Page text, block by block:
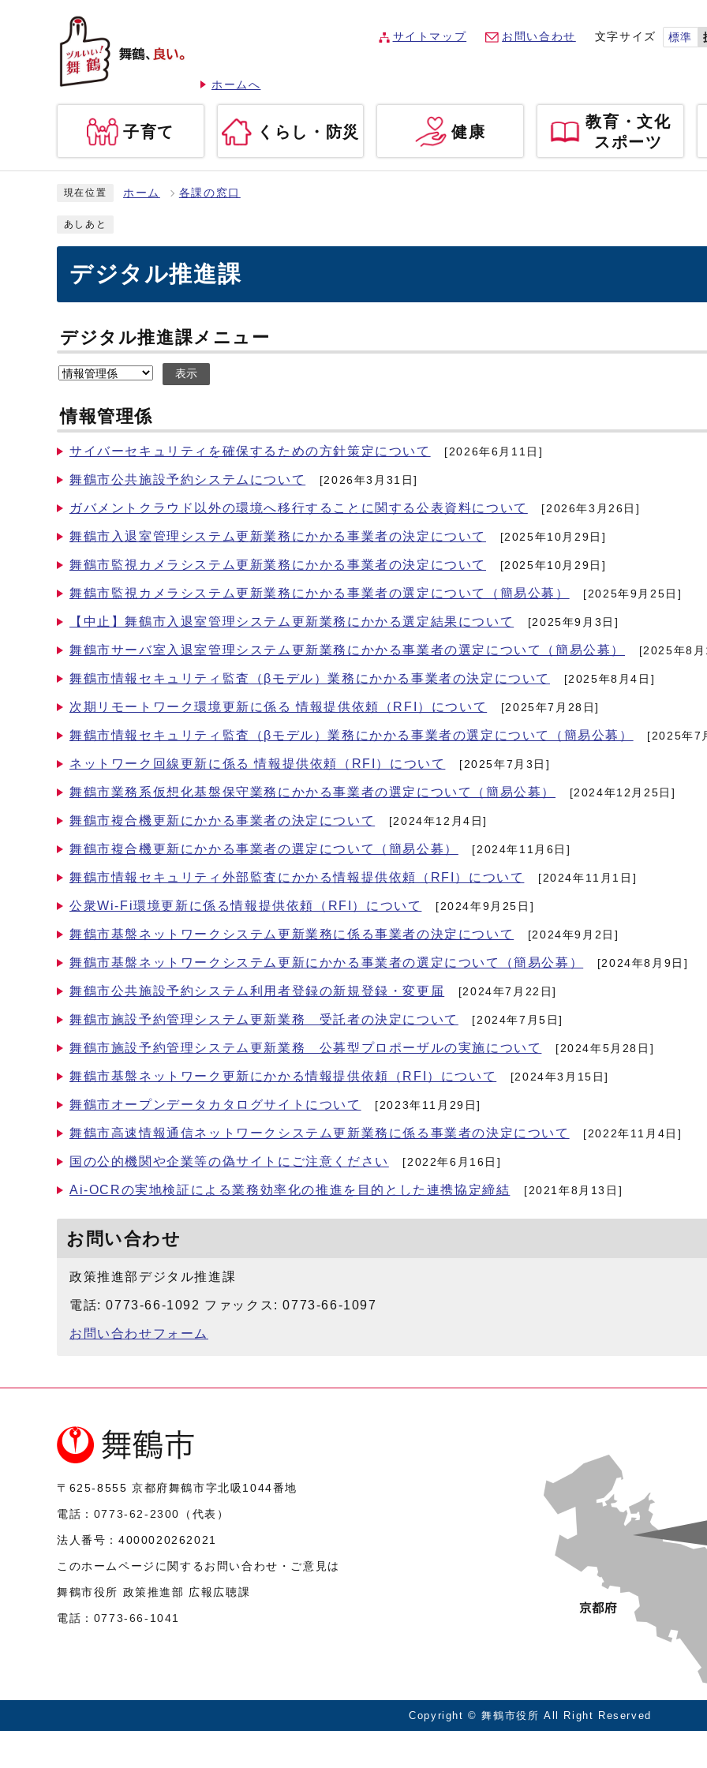
ホームへ
サイトマップ お問い合わせ 文字サイズ 標準
子育て くらし・防災 健康
教育・文化
スポーツ
現在位置 ホーム 各課の窓口
あしあと
デジタル推進課
デジタル推進課メニュー
表示
情報管理係
サイバーセキュリティを確保するための方針策定について [2026年6月11日]
舞鶴市公共施設予約システムについて [2026年3月31日]
ガバメントクラウド以外の環境へ移行することに関する公表資料について [2026年3月26日]
舞鶴市入退室管理システム更新業務にかかる事業者の決定について [2025年10月29日]
舞鶴市監視カメラシステム更新業務にかかる事業者の決定について [2025年10月29日]
舞鶴市監視カメラシステム更新業務にかかる事業者の選定について（簡易公募） [2025年9月25日]
【中止】舞鶴市入退室管理システム更新業務にかかる選定結果について [2025年9月3日]
舞鶴市サーバ室入退室管理システム更新業務にかかる事業者の選定について（簡易公募） [2025年8
舞鶴市情報セキュリティ監査（βモデル）業務にかかる事業者の決定について [2025年8月4日]
次期リモートワーク環境更新に係る 情報提供依頼（RFI）について [2025年7月28日]
舞鶴市情報セキュリティ監査（βモデル）業務にかかる事業者の選定について（簡易公募） [2025年7
ネットワーク回線更新に係る 情報提供依頼（RFI）について [2025年7月3日]
舞鶴市業務系仮想化基盤保守業務にかかる事業者の選定について（簡易公募） [2024年12月25日]
舞鶴市複合機更新にかかる事業者の決定について [2024年12月4日]
舞鶴市複合機更新にかかる事業者の選定について（簡易公募） [2024年11月6日]
舞鶴市情報セキュリティ外部監査にかかる情報提供依頼（RFI）について [2024年11月1日]
公衆Wi-Fi環境更新に係る情報提供依頼（RFI）について [2024年9月25日]
舞鶴市基盤ネットワークシステム更新業務に係る事業者の決定について [2024年9月2日]
舞鶴市基盤ネットワークシステム更新にかかる事業者の選定について（簡易公募） [2024年8月9日]
舞鶴市公共施設予約システム利用者登録の新規登録・変更届 [2024年7月22日]
舞鶴市施設予約管理システム更新業務 受託者の決定について [2024年7月5日]
舞鶴市施設予約管理システム更新業務 公募型プロポーザルの実施について [2024年5月28日]
舞鶴市基盤ネットワーク更新にかかる情報提供依頼（RFI）について [2024年3月15日]
舞鶴市オープンデータカタログサイトについて [2023年11月29日]
舞鶴市高速情報通信ネットワークシステム更新業務に係る事業者の決定について [2022年11月4日]
国の公的機関や企業等の偽サイトにご注意ください [2022年6月16日]
Ai-OCRの実地検証による業務効率化の推進を目的とした連携協定締結 [2021年8月13日]
お問い合わせ
政策推進部デジタル推進課
電話: 0773-66-1092 ファックス: 0773-66-1097
お問い合わせフォーム
〒625-8555 京都府舞鶴市字北吸1044番地
電話： 0773-62-2300 （代表）
法人番号： 4000020262021
このホームページに関するお問い合わせ・ご意見は
舞鶴市役所 政策推進部 広報広聴課
電話： 0773-66-1041
Copyright © 舞鶴市役所 All Right Reserved